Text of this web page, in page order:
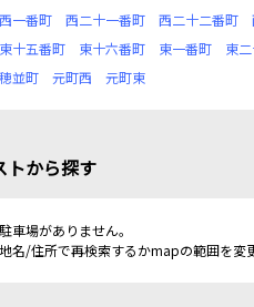
西一番町
西二十一番町 西二十二番町
東十五番町
東十六番町 東一番町 東
穂並町
元町西 元町東
トから探す
駐車場がありません。
地名/住所で再検索するかmapの範囲を変